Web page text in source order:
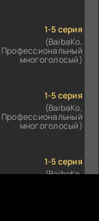
1-5 серия
(BaibaKo,
Профессиональный
многоголосый)
1-5 серия
(BaibaKo,
Профессиональный
многоголосый)
1-5 серия
(BaibaKo,